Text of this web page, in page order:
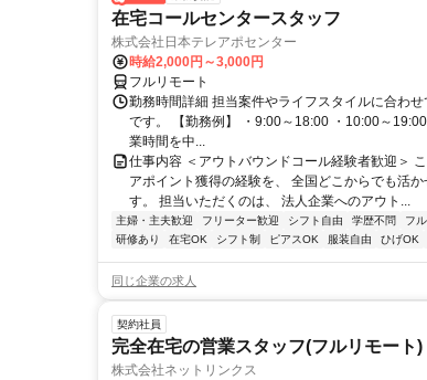
在宅コールセンタースタッフ
株式会社日本テレアポセンター
時給2,000円～3,000円
フルリモート
勤務時間詳細 担当案件やライフスタイルに合わ
です。 【勤務例】 ・9:00～18:00 ・10:00～
業時間を中...
仕事内容 ＜アウトバウンドコール経験者歓迎＞
アポイント獲得の経験を、 全国どこからでも活
す。 担当いただくのは、 法人企業へのアウト...
主婦・主夫歓迎 フリーター歓迎 シフト自由 学歴不問 フ
研修あり
在宅OK シフト制 ピアスOK 服装自由 ひげOK
同じ企業の求人
契約社員
完全在宅の営業スタッフ(フルリモート)
株式会社ネットリンクス